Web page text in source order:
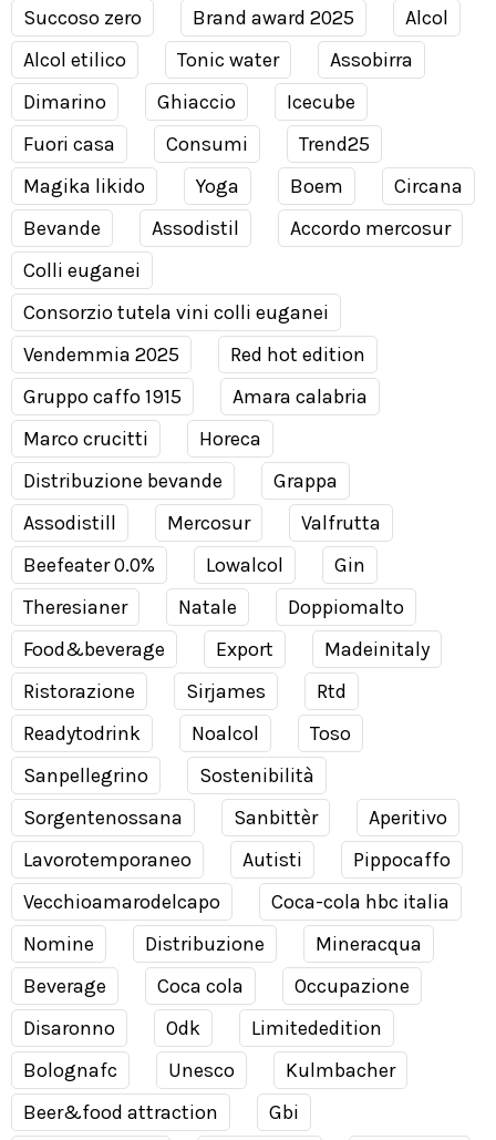
Succoso zero
Brand award 2025
Alcol
Alcol etilico
Tonic water
Assobirra
Dimarino
Ghiaccio
Icecube
Fuori casa
Consumi
Trend25
Magika likido
Yoga Boem
Circana
Bevande
Assodistil
Accordo mercosur
Colli euganei
Consorzio tutela vini colli euganei
Vendemmia 2025
Red hot edition
Gruppo caffo 1915
Amara calabria
Marco crucitti
Horeca
Distribuzione bevande
Grappa
Assodistill
Mercosur
Valfrutta
Beefeater 0.0%
Lowalcol
Gin
Theresianer
Natale
Doppiomalto
Food&beverage
Export
Madeinitaly
Ristorazione
Sirjames
Rtd
Readytodrink
Noalcol
Toso
Sanpellegrino
Sostenibilità
Sorgentenossana
Sanbittèr
Aperitivo
Lavorotemporaneo
Autisti
Pippocaffo
Vecchioamarodelcapo
Coca-cola hbc italia
Nomine
Distribuzione
Mineracqua
Beverage
Coca cola
Occupazione
Disaronno
Odk
Limitededition
Bolognafc
Unesco
Kulmbacher
Beer&food attraction
Gbi